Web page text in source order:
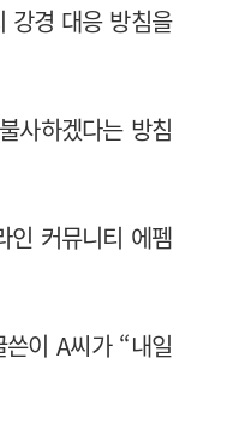
강경 대응 방침을
사하겠다는 방침
인 커뮤니티 에펨
이 A씨가 “내일